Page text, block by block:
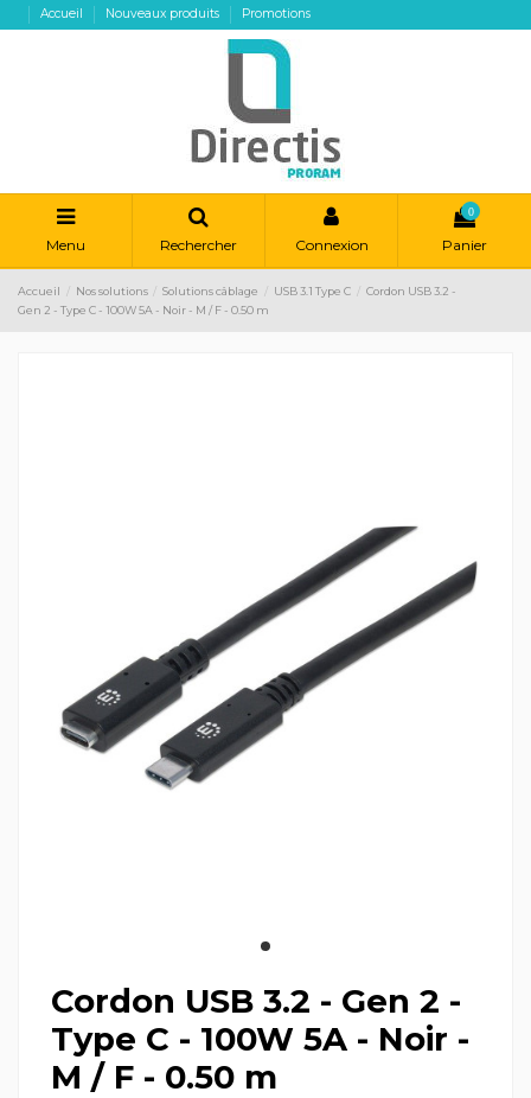
Accueil Nouveaux produits Promotions
Menu Rechercher Connexion
0
Panier
Accueil Nos solutions Solutions câblage USB 3.1 Type C
Cordon USB 3.2 -
Gen 2 - Type C - 100W 5A - Noir - M / F - 0.50 m
Cordon USB 3.2 - Gen 2 -
Type C - 100W 5A - Noir -
M / F - 0.50 m